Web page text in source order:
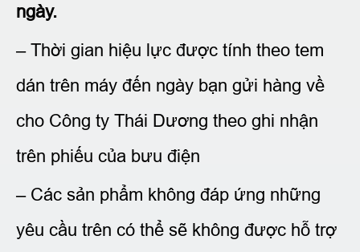
ngày.
– Thời gian hiệu lực được tính theo tem
dán trên máy đến ngày bạn gửi hàng về
cho Công ty Thái Dương theo ghi nhận
trên phiếu của bưu điện
– Các sản phẩm không đáp ứng những
yêu cầu trên có thể sẽ không được hỗ trợ